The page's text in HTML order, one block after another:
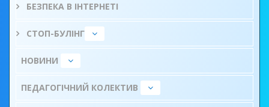
БЕЗПЕКА В ІНТЕРНЕТІ
СТОП-БУЛІНГ
НОВИНИ
ПЕДАГОГІЧНИЙ КОЛЕКТИВ